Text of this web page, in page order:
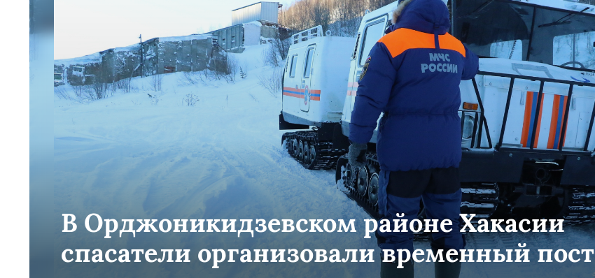
В Орджоникидзевском районе Хакасии
спасатели организовали временный пост